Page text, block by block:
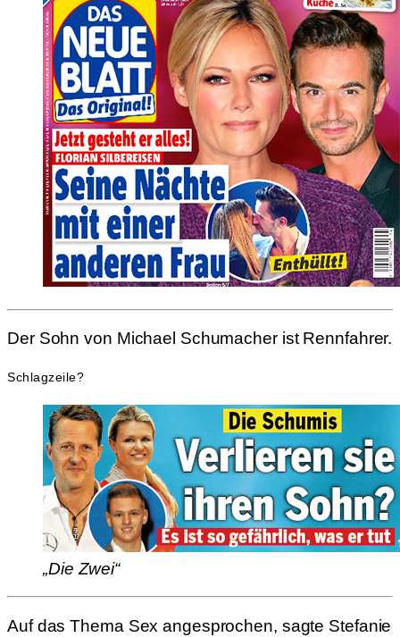
Der Sohn von Michael Schumacher ist Rennfahrer.
Schlagzeile?
„Die Zwei“
Auf das Thema Sex angesprochen, sagte Stefanie